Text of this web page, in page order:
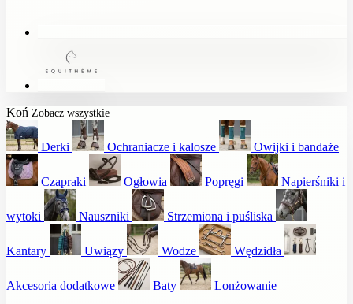
Koń Zobacz wszystkie
Derki Ochraniacze i kalosze Owijki i bandaże
Czapraki Ogłowia Popręgi Napierśniki i
wytoki Nauszniki Strzemiona i puśliska
Kantary Uwiązy Wodze Wędzidła
Akcesoria dodatkowe Baty
Lonżowanie